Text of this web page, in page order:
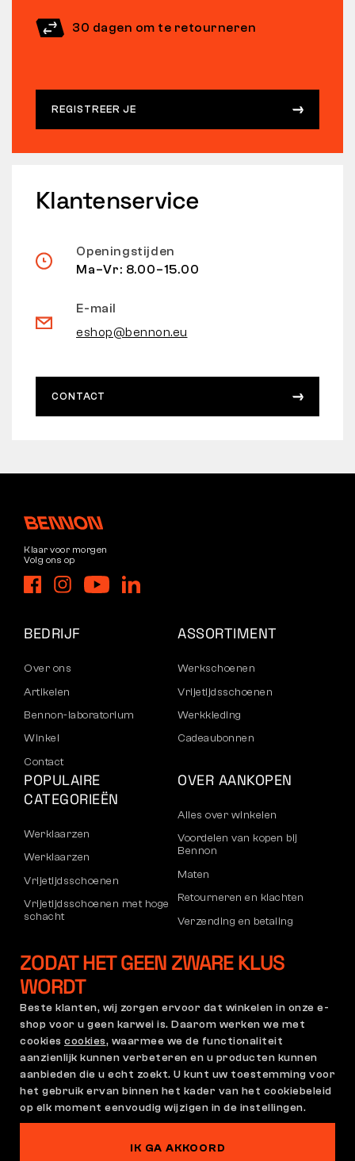
30 dagen om te retourneren
REGISTREER JE
Klantenservice
Openingstijden
Ma–Vr: 8.00–15.00
E-mail
eshop@bennon.eu
CONTACT
Klaar voor morgen
Volg ons op
BEDRIJF
Over ons
Artikelen
Bennon-laboratorium
Winkel
Contact
ASSORTIMENT
Werkschoenen
Vrijetijdsschoenen
Werkkleding
Cadeaubonnen
POPULAIRE
CATEGORIEËN
Werklaarzen
Werklaarzen
Vrijetijdsschoenen
Vrijetijdsschoenen met hoge
schacht
Sweatshirts
OVER AANKOPEN
Alles over winkelen
Voordelen van kopen bij
Bennon
Maten
Retourneren en klachten
Verzending en betaling
Registratie voor B2B
Algemene Voorwaarden
Klachtenregeling en
Garantiebeleid
Cookie-instellingen
GDPR
Nederland | Nederlands
ZODAT HET GEEN ZWARE KLUS
WORDT
Beste klanten, wij zorgen ervoor dat winkelen in onze e-
shop voor u geen karwei is. Daarom werken we met
cookies cookies, waarmee we de functionaliteit
aanzienlijk kunnen verbeteren en u producten kunnen
aanbieden die u echt zoekt. U kunt uw toestemming voor
het gebruik ervan binnen het kader van het cookiebeleid
op elk moment eenvoudig wijzigen in de instellingen.
IK GA AKKOORD